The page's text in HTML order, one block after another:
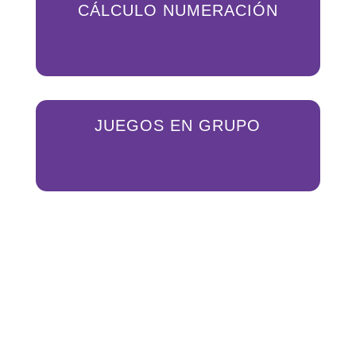
CÁLCULO NUMERACIÓN
JUEGOS EN GRUPO